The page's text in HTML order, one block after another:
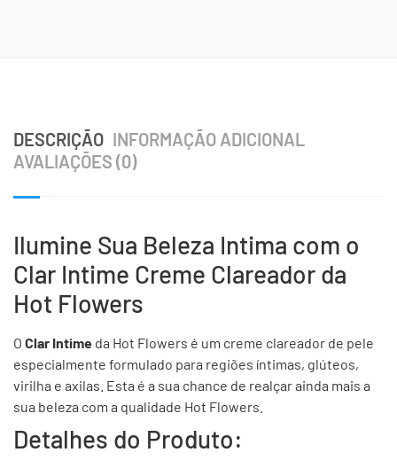
DESCRIÇÃO INFORMAÇÃO ADICIONAL
AVALIAÇÕES (0)
Ilumine Sua Beleza Intima com o
Clar Intime Creme Clareador da
Hot Flowers
O Clar Intime da Hot Flowers é um creme clareador de pele
especialmente formulado para regiões íntimas, glúteos,
virilha e axilas. Esta é a sua chance de realçar ainda mais a
sua beleza com a qualidade Hot Flowers.
Detalhes do Produto: